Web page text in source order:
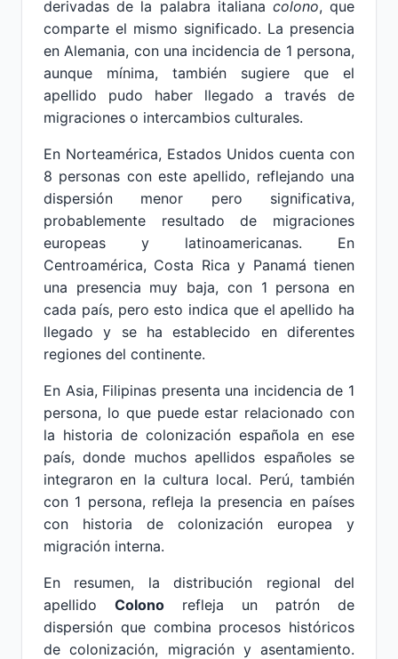
derivadas de la palabra italiana colono, que
comparte el mismo significado. La presencia
en Alemania, con una incidencia de 1 persona,
aunque mínima, también sugiere que el
apellido pudo haber llegado a través de
migraciones o intercambios culturales.
En Norteamérica, Estados Unidos cuenta con
8 personas con este apellido, reflejando una
dispersión menor pero significativa,
probablemente resultado de migraciones
europeas y latinoamericanas. En
Centroamérica, Costa Rica y Panamá tienen
una presencia muy baja, con 1 persona en
cada país, pero esto indica que el apellido ha
llegado y se ha establecido en diferentes
regiones del continente.
En Asia, Filipinas presenta una incidencia de 1
persona, lo que puede estar relacionado con
la historia de colonización española en ese
país, donde muchos apellidos españoles se
integraron en la cultura local. Perú, también
con 1 persona, refleja la presencia en países
con historia de colonización europea y
migración interna.
En resumen, la distribución regional del
apellido Colono refleja un patrón de
dispersión que combina procesos históricos
de colonización, migración y asentamiento.